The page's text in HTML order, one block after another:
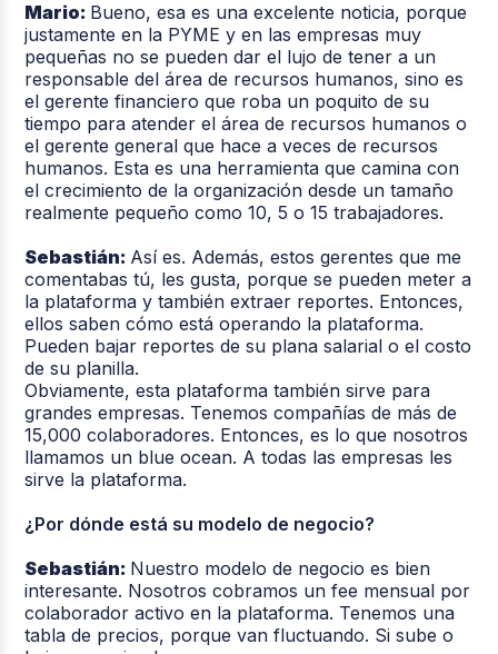
Mario: Bueno, esa es una excelente noticia, porque
justamente en la PYME y en las empresas muy
pequeñas no se pueden dar el lujo de tener a un
responsable del área de recursos humanos, sino es
el gerente financiero que roba un poquito de su
tiempo para atender el área de recursos humanos o
el gerente general que hace a veces de recursos
humanos. Esta es una herramienta que camina con
el crecimiento de la organización desde un tamaño
realmente pequeño como 10, 5 o 15 trabajadores.
Sebastián: Así es. Además, estos gerentes que me
comentabas tú, les gusta, porque se pueden meter a
la plataforma y también extraer reportes. Entonces,
ellos saben cómo está operando la plataforma.
Pueden bajar reportes de su plana salarial o el costo
de su planilla.
Obviamente, esta plataforma también sirve para
grandes empresas. Tenemos compañías de más de
15,000 colaboradores. Entonces, es lo que nosotros
llamamos un blue ocean. A todas las empresas les
sirve la plataforma.
¿Por dónde está su modelo de negocio?
Sebastián: Nuestro modelo de negocio es bien
interesante. Nosotros cobramos un fee mensual por
colaborador activo en la plataforma. Tenemos una
tabla de precios, porque van fluctuando. Si sube o